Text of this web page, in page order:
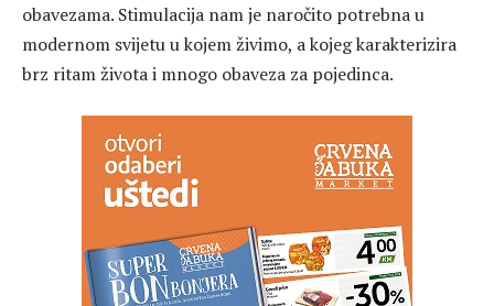
obavezama. Stimulacija nam je naročito potrebna u
modernom svijetu u kojem živimo, a kojeg karakterizira
brz ritam života i mnogo obaveza za pojedinca.